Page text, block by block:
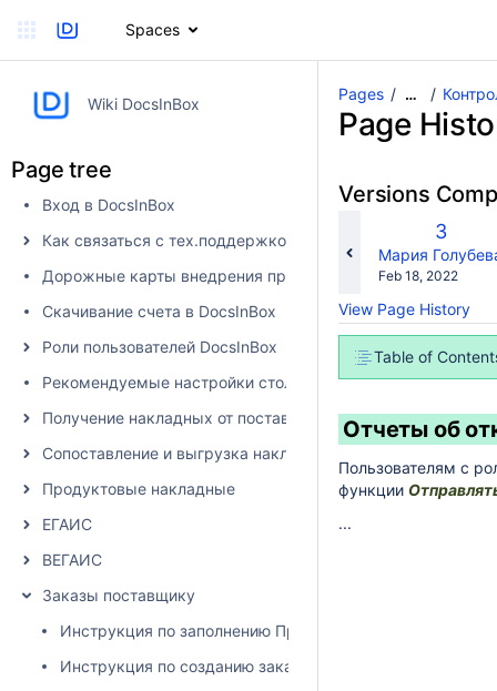
Spaces
Wiki DocsInBox
Page tree
Вход в DocsInBox
Как связаться с тех.поддержкой
Дорожные карты внедрения продуктов
Скачивание счета в DocsInBox
Роли пользователей DocsInBox
Рекомендуемые настройки столбцов
Получение накладных от поставщика в DocsInBox
Сопоставление и выгрузка накладных в учетную систему
Продуктовые накладные
ЕГАИС
ВЕГАИС
Заказы поставщику
Инструкция по заполнению Прайс-листов
Инструкция по созданию заказов в DocsInBox
Pages …
Page
Versions
Old
3
Мария
Saved
Feb 18, 2022
View Page History
Table of
Отчеты об
Пользователям с
функции
...